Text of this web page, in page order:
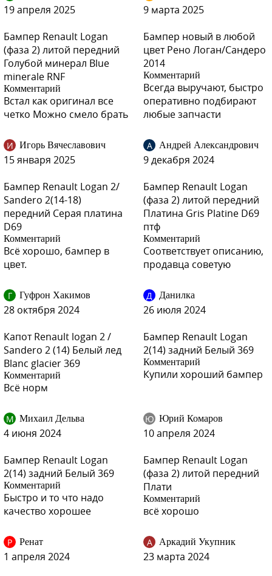
KNM - GRIS BASALTE
D69 - GRIS PLATINE
D69 - GRIS PLATINE
D69 - GRIS PLATINE
369 - BLANC GLACIER, GLACIER WHITE, GLACIER VALKOINEN,
ARCTIC WHITE, ARKTIS WEISS (Белый лед) (СОЛИД)
369 - BLANC GLACIER, GLACIER WHITE, GLACIER VALKOINEN,
369 - BLANC GLACIER, GLACIER WHITE, GLACIER VALKOINEN,
19 апреля 2025
Бампер Renault Logan
(фаза 2) литой передний
Голубой минерал Blue
minerale RNF
Комментарий
Встал как оригинал все
четко Можно смело брать
9 марта 2025
Бампер новый в любой
цвет Рено Логан/Сандеро
2014
Комментарий
Всегда выручают, быстро
оперативно подбирают
любые запчасти
И Игорь Вячеславович
15 января 2025
Бампер Renault Logan 2/
Sandero 2(14-18)
передний Серая платина
D69
Комментарий
Всё хорошо, бампер в
цвет.
А Андрей Александрович
9 декабря 2024
Бампер Renault Logan
(фаза 2) литой передний
Платина Gris Platine D69
птф
Комментарий
Соответствует описанию,
продавца советую
Г Гуфрон Хакимов
28 октября 2024
Капот Renault logan 2 /
Sandero 2 (14) Белый лед
Blanc glacier 369
Комментарий
Всё норм
Д Данилка
26 июля 2024
Бампер Renault Logan
2(14) задний Белый 369
Комментарий
Купили хороший бампер
М Михаил Дельва
4 июня 2024
Бампер Renault Logan
2(14) задний Белый 369
Комментарий
Быстро и то что надо
качество хорошее
Ю Юрий Комаров
10 апреля 2024
Бампер Renault Logan
(фаза 2) литой передний
Плати
Комментарий
всё хорошо
Р Ренат
1 апреля 2024
А Аркадий Укупник
23 марта 2024